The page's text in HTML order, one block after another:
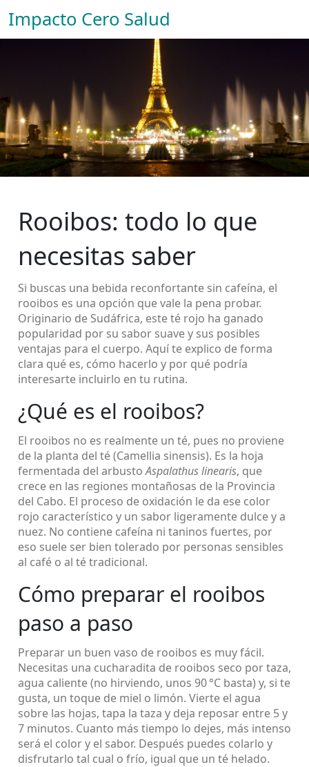
Impacto Cero Salud
Rooibos: todo lo que
necesitas saber
Si buscas una bebida reconfortante sin cafeína, el
rooibos es una opción que vale la pena probar.
Originario de Sudáfrica, este té rojo ha ganado
popularidad por su sabor suave y sus posibles
ventajas para el cuerpo. Aquí te explico de forma
clara qué es, cómo hacerlo y por qué podría
interesarte incluirlo en tu rutina.
¿Qué es el rooibos?
El rooibos no es realmente un té, pues no proviene
de la planta del té (Camellia sinensis). Es la hoja
fermentada del arbustoAspalathus linearis, que
crece en las regiones montañosas de la Provincia
del Cabo. El proceso de oxidación le da ese color
rojo característico y un sabor ligeramente dulce y a
nuez. No contiene cafeína ni taninos fuertes, por
eso suele ser bien tolerado por personas sensibles
al café o al té tradicional.
Cómo preparar el rooibos
paso a paso
Preparar un buen vaso de rooibos es muy fácil.
Necesitas una cucharadita de rooibos seco por taza,
agua caliente (no hirviendo, unos 90 °C basta) y, si te
gusta, un toque de miel o limón. Vierte el agua
sobre las hojas, tapa la taza y deja reposar entre 5 y
7 minutos. Cuanto más tiempo lo dejes, más intenso
será el color y el sabor. Después puedes colarlo y
disfrutarlo tal cual o frío, igual que un té helado.